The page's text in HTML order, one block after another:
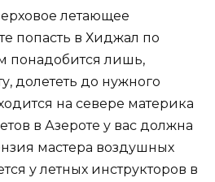
летающее
попасть в Хиджал по
понадобится лишь,
долететь до нужного
на севере материка
в Азероте у вас должна
мастера воздушных
у летных инструкторов в